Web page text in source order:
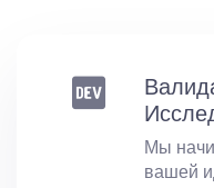
Мы
вашей